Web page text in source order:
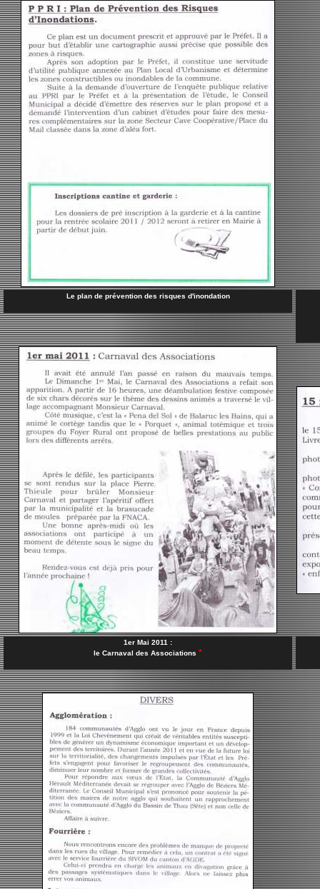
Le plan de prévention des risques d'inondation
1er Mai 2011 :
le Carnaval des Associations *